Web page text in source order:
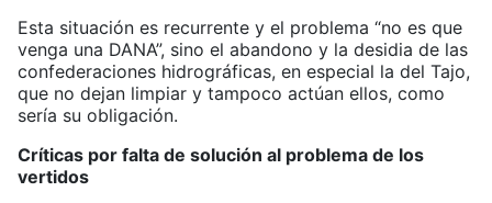
Esta situación es recurrente y el problema “no es que
venga una DANA”, sino el abandono y la desidia de las
confederaciones hidrográficas, en especial la del Tajo,
que no dejan limpiar y tampoco actúan ellos, como
sería su obligación.
Críticas por falta de solución al problema de los
vertidos